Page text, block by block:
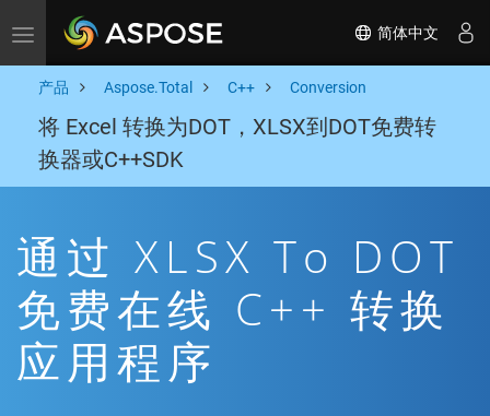
Toggle navigation 简体中文
产品 Aspose.Total C++ Conversion
将 Excel 转换为DOT，XLSX到DOT免费转
换器或C++SDK
通过 XLSX To DOT
免费在线 C++ 转换
应用程序